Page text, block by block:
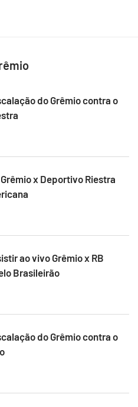
do Grêmio contra o
x Deportivo Riestra
ao vivo Grêmio x RB
Brasileirão
do Grêmio contra o